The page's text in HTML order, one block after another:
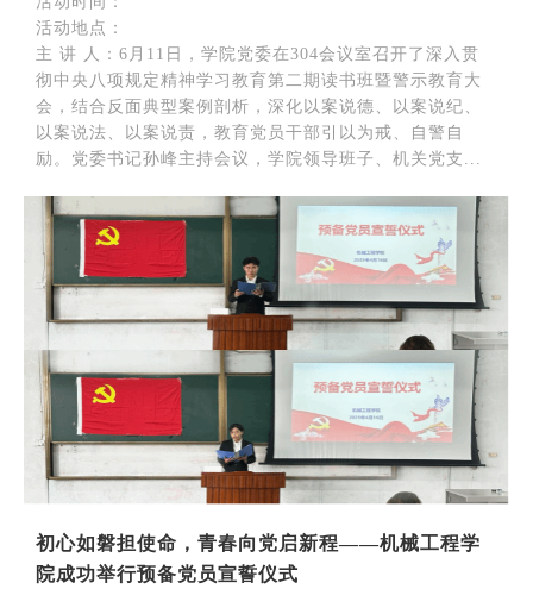
活动地点：
主 讲 人：6月11日，学院党委在304会议室召开了深入贯
彻中央八项规定精神学习教育第二期读书班暨警示教育大
会，结合反面典型案例剖析，深化以案说德、以案说纪、
以案说法、以案说责，教育党员干部引以为戒、自警自
励。党委书记孙峰主持会议，学院领导班子、机关党支...
初心如磐担使命，青春向党启新程——机械工程学
院成功举行预备党员宣誓仪式